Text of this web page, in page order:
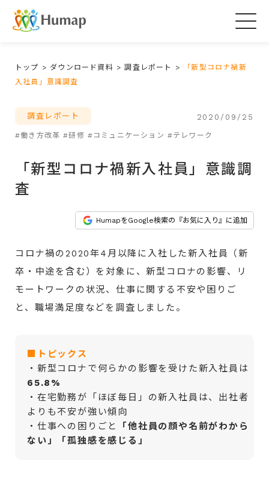
トップ > ダウンロード資料 >調査レポート >
「新型コロナ禍新
入社員」意識調査
調査レポート
#働き方改革 #研修 #コミュニケーション #テレワーク
2020/09/25
「新型コロナ禍新入社員」意識調
査
HumapをGoogle検索の『お気に入り』に追加
コロナ禍の2020年4月以降に入社した新入社員（新
卒・中途を含む）を対象に、新型コロナの影響、リ
モートワークの状況、仕事に関する不安や困りご
と、職場満足度などを調査しました。
■トピックス
・新型コロナで何らかの影響を受けた新入社員は
65.8%
・在宅勤務が「ほぼ毎日」の新入社員は、出社者
よりも不安が強い傾向
・仕事への困りごと
「他社員の顔や名前がわから
ない」「孤独感を感じる」